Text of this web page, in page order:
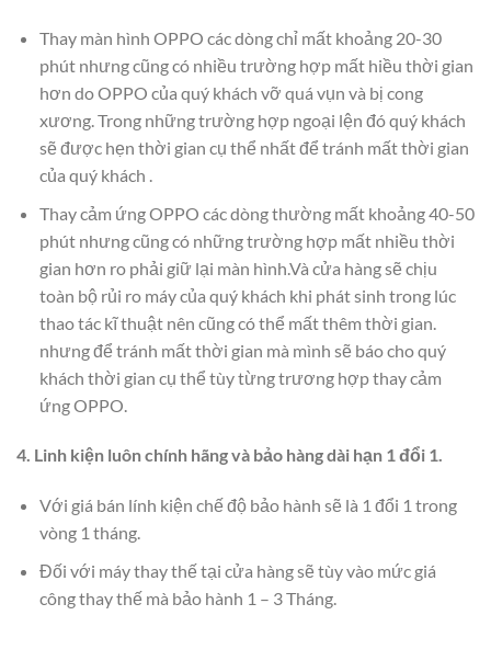
Thay màn hình OPPO các dòng chỉ mất khoảng 20-30
phút nhưng cũng có nhiều trường hợp mất hiều thời gian
hơn do OPPO của quý khách vỡ quá vụn và bị cong
xương. Trong những trường hợp ngoại lện đó quý khách
sẽ được hẹn thời gian cụ thể nhất để tránh mất thời gian
của quý khách .
Thay cảm ứng OPPO các dòng thường mất khoảng 40-50
phút nhưng cũng có những trường hợp mất nhiều thời
gian hơn ro phải giữ lại màn hình.Và cửa hàng sẽ chịu
toàn bộ rủi ro máy của quý khách khi phát sinh trong lúc
thao tác kĩ thuật nên cũng có thể mất thêm thời gian.
nhưng để tránh mất thời gian mà mình sẽ báo cho quý
khách thời gian cụ thể tùy từng trương hợp thay cảm
ứng OPPO.
4. Linh kiện luôn chính hãng và bảo hàng dài hạn 1 đổi 1.
Với giá bán lính kiện chế độ bảo hành sẽ là 1 đổi 1 trong
vòng 1 tháng.
Đối với máy thay thế tại cửa hàng sẽ tùy vào mức giá
công thay thế mà bảo hành 1 – 3 Tháng.